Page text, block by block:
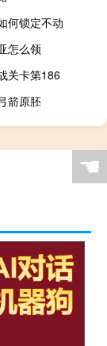
何锁定不动
怎么领
关卡第186
箭原胚
☚